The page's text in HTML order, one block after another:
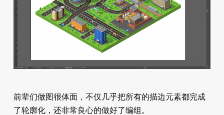
前辈们做图很体面，不仅几乎把所有的描边元素都完成
了轮廓化，还非常良心的做好了编组。